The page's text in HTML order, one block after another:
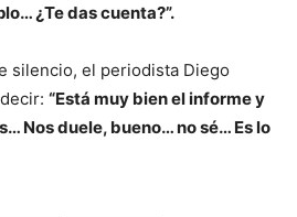
¿Te das cuenta?”.
silencio, el periodista Diego
“Está muy bien el informe y
Nos duele, bueno… no sé… Es lo